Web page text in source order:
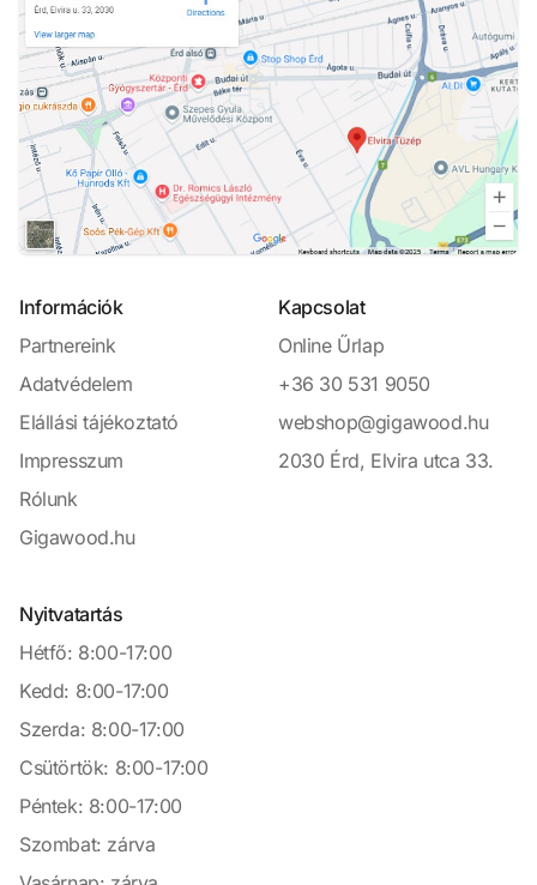
Információk
Partnereink
Adatvédelem
Elállási tájékoztató
Impresszum
Rólunk
Gigawood.hu
Kapcsolat
Online Űrlap
+36 30 531 9050
webshop@gigawood.hu
2030 Érd, Elvira utca 33.
Nyitvatartás
Hétfő: 8:00-17:00
Kedd: 8:00-17:00
Szerda: 8:00-17:00
Csütörtök: 8:00-17:00
Péntek: 8:00-17:00
Szombat: zárva